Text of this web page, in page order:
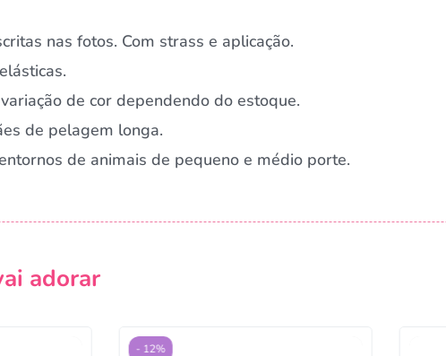
nas fotos. Com strass e aplicação.
de cor dependendo do estoque.
de pelagem longa.
de animais de pequeno e médio porte.
adorar
- 12%
Campanha lançada com sucesso!